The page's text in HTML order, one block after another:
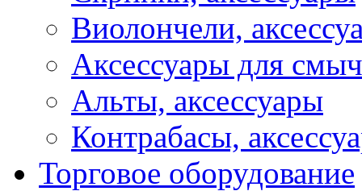
Виолончели,
Аксессуары для
Альты, аксессуары
Контрабасы,
Торговое оборудование